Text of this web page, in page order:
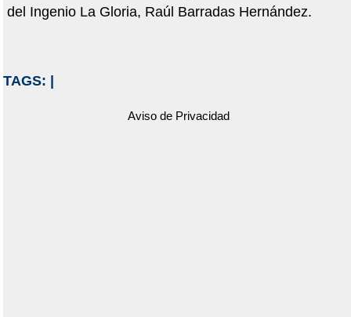
del Ingenio La Gloria, Raúl Barradas Hernández.
TAGS:
Aviso de Privacidad